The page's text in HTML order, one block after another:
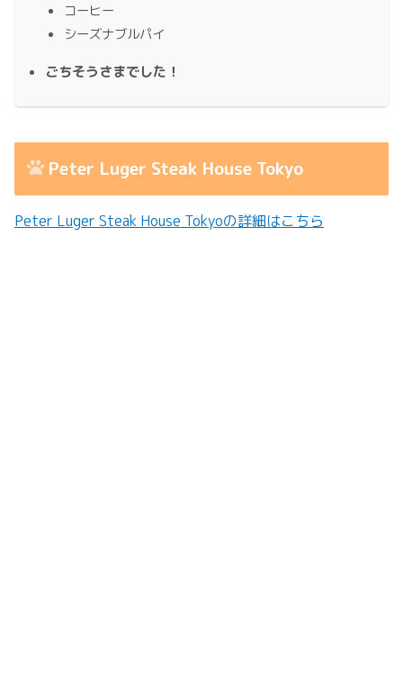
コーヒー
シーズナブルパイ
ごちそうさまでした！
Peter Luger Steak House Tokyo
Peter Luger Steak House Tokyoの詳細はこちら